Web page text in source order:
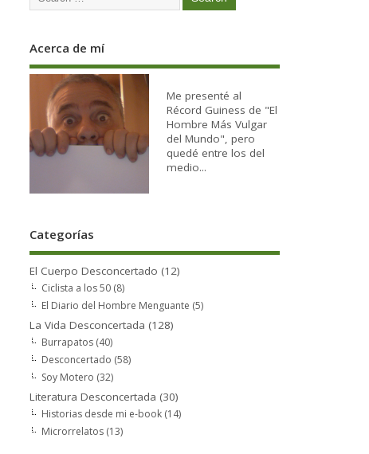
Acerca de mí
Me presenté al
Récord Guiness de "El
Hombre Más Vulgar
del Mundo", pero
quedé entre los del
medio...
Categorías
El Cuerpo Desconcertado (12)
Ciclista a los 50 (8)
El Diario del Hombre Menguante (5)
La Vida Desconcertada (128)
Burrapatos (40)
Desconcertado (58)
Soy Motero (32)
Literatura Desconcertada (30)
Historias desde mi e-book (14)
Microrrelatos (13)